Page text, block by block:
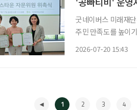
굿네이버스 미래재
주민 만족도를 높이
2026-07-20 15:43
1 2 3 4